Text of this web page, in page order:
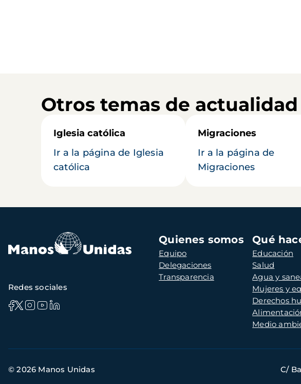
Otros temas de actualidad
Iglesia católica
Ir a la página de Iglesia
católica
Migraciones
Ir a la página de
Migraciones
Navegación
principal
Quienes somos
Equipo
Delegaciones
Transparencia
Qué
Educación
Salud
Agua y
Mujeres y
Derechos
Medio
Redes sociales
de
© 2026 Manos Unidas C/